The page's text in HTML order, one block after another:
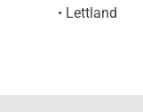
• Lettland